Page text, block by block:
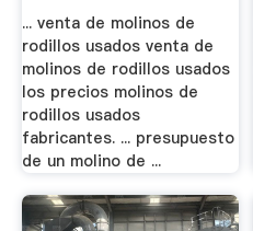
... venta de molinos de
rodillos usados venta de
molinos de rodillos usados
los precios molinos de
rodillos usados
fabricantes. ... presupuesto
de un molino de ...